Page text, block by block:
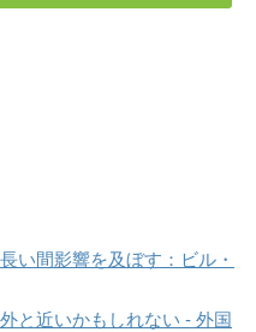
い間影響を及ぼす：ビル・
と近いかもしれない - 外国